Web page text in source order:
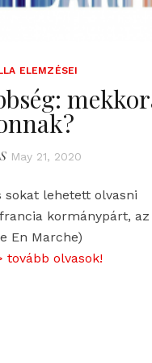
ELEMZÉSEI
May 21, 2020
sokat lehetett olvasni
kormánypárt, az
En Marche)
olvasok!